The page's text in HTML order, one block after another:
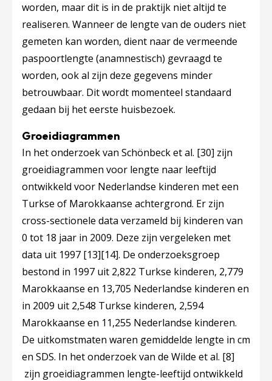
worden, maar dit is in de praktijk niet altijd te
realiseren. Wanneer de lengte van de ouders niet
gemeten kan worden, dient naar de vermeende
paspoortlengte (anamnestisch) gevraagd te
worden, ook al zijn deze gegevens minder
betrouwbaar. Dit wordt momenteel standaard
gedaan bij het eerste huisbezoek.
Groeidiagrammen
In het onderzoek van Schönbeck et al. [30] zijn
groeidiagrammen voor lengte naar leeftijd
ontwikkeld voor Nederlandse kinderen met een
Turkse of Marokkaanse achtergrond. Er zijn
cross-sectionele data verzameld bij kinderen van
0 tot 18 jaar in 2009. Deze zijn vergeleken met
data uit 1997 [13][14]. De onderzoeksgroep
bestond in 1997 uit 2,822 Turkse kinderen, 2,779
Marokkaanse en 13,705 Nederlandse kinderen en
in 2009 uit 2,548 Turkse kinderen, 2,594
Marokkaanse en 11,255 Nederlandse kinderen.
De uitkomstmaten waren gemiddelde lengte in cm
en SDS. In het onderzoek van de Wilde et al. [8]
zijn groeidiagrammen lengte-leeftijd ontwikkeld